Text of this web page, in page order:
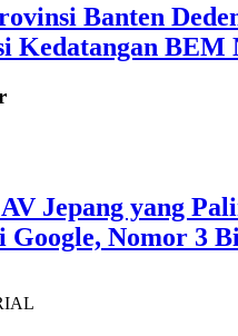
Banten
Kedatangan BEM
Jepang yang
Google, Nomor 3